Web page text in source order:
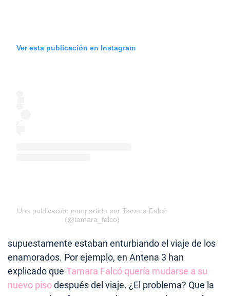
Ver esta publicación en Instagram
Una publicación compartida por Tamara Falcó
(@tamara_falco)
supuestamente estaban enturbiando el viaje de los
enamorados. Por ejemplo, en Antena 3 han
explicado que Tamara Falcó quería mudarse a su
nuevo pisodespués del viaje. ¿El problema? Que la